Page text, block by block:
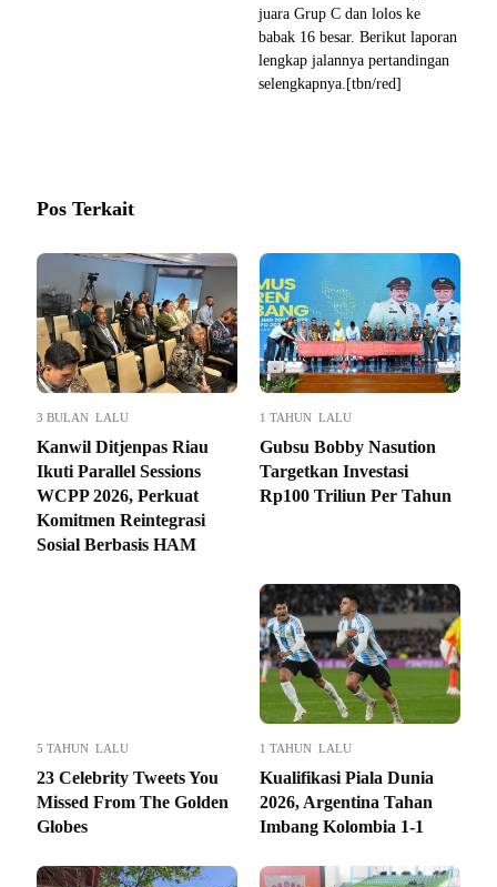
juara Grup C dan lolos ke
babak 16 besar. Berikut laporan
lengkap jalannya pertandingan
selengkapnya.[tbn/red]
Pos Terkait
3 BULAN LALU
Kanwil Ditjenpas Riau
Ikuti Parallel Sessions
WCPP 2026, Perkuat
Komitmen Reintegrasi
Sosial Berbasis HAM
1 TAHUN LALU
Gubsu Bobby Nasution
Targetkan Investasi
Rp100 Triliun Per Tahun
5 TAHUN LALU
23 Celebrity Tweets You
Missed From The Golden
Globes
1 TAHUN LALU
Kualifikasi Piala Dunia
2026, Argentina Tahan
Imbang Kolombia 1-1